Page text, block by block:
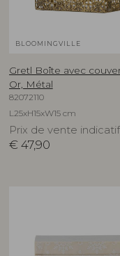
BLOOMINGVILLE
Gretl Boîte avec
Or, Métal
82072110
L25xH15xW15 cm
Prix de vente indicatif
€ 47,90